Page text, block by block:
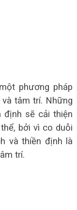
phương pháp
tâm trí. Những
định sẽ cải thiện
bởi vì co duỗi
và thiền định là
trí.